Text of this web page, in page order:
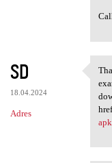
SD
18.04.2024
Adres